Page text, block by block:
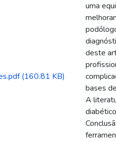
(160.81 KB)
uma
deste
bases
A